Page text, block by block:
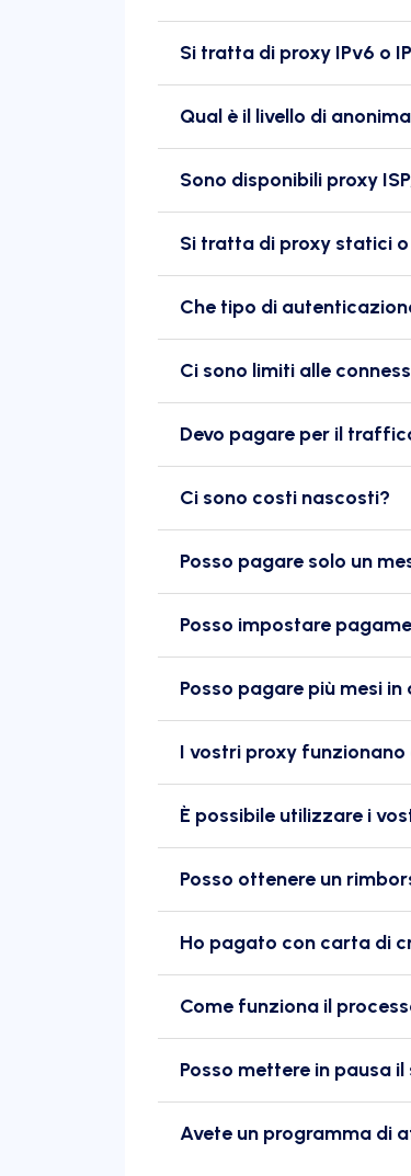
Si tratta di proxy IPv6 o
Qual è il livello di
Sono disponibili proxy
Si tratta di proxy statici
Che tipo di
Ci sono limiti alle
Devo pagare per il
Ci sono costi nascosti?
Posso pagare solo un
Posso impostare
Posso pagare più mesi
I vostri proxy funzionano
È possibile utilizzare i
Posso ottenere un
Ho pagato con carta di
Come funziona il
Posso mettere in pausa
Avete un programma di